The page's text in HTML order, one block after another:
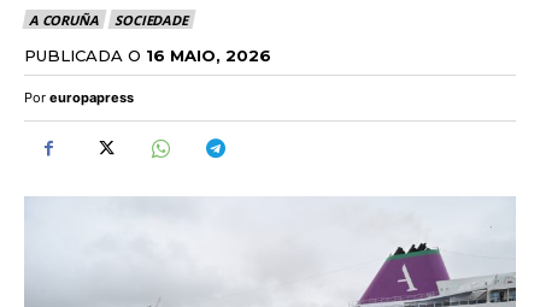
A CORUÑA SOCIEDADE
PUBLICADA O 16 MAIO, 2026
Por europapress